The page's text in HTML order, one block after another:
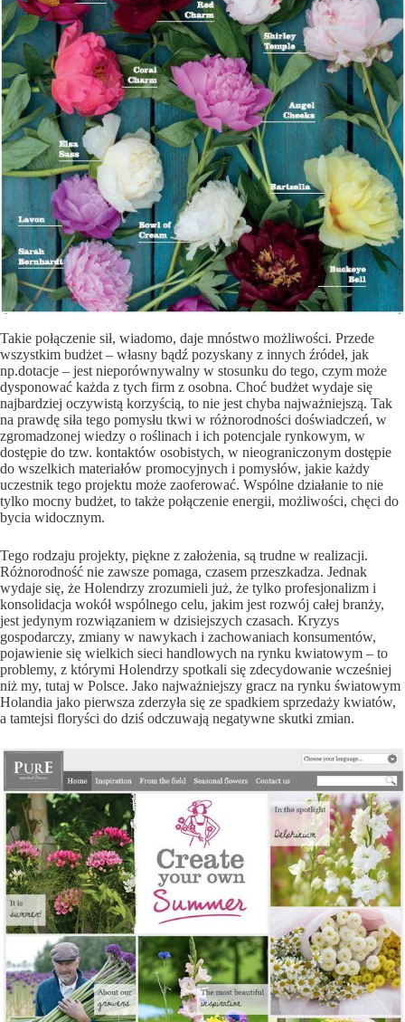
Takie połączenie sił, wiadomo, daje mnóstwo możliwości. Przede
wszystkim budżet – własny bądź pozyskany z innych źródeł, jak
np.dotacje – jest nieporównywalny w stosunku do tego, czym może
dysponować każda z tych firm z osobna. Choć budżet wydaje się
najbardziej oczywistą korzyścią, to nie jest chyba najważniejszą. Tak
na prawdę siła tego pomysłu tkwi w różnorodności doświadczeń, w
zgromadzonej wiedzy o roślinach i ich potencjale rynkowym, w
dostępie do tzw. kontaktów osobistych, w nieograniczonym dostępie
do wszelkich materiałów promocyjnych i pomysłów, jakie każdy
uczestnik tego projektu może zaoferować. Wspólne działanie to nie
tylko mocny budżet, to także połączenie energii, możliwości, chęci do
bycia widocznym.
Tego rodzaju projekty, piękne z założenia, są trudne w realizacji.
Różnorodność nie zawsze pomaga, czasem przeszkadza. Jednak
wydaje się, że Holendrzy zrozumieli już, że tylko profesjonalizm i
konsolidacja wokół wspólnego celu, jakim jest rozwój całej branży,
jest jedynym rozwiązaniem w dzisiejszych czasach. Kryzys
gospodarczy, zmiany w nawykach i zachowaniach konsumentów,
pojawienie się wielkich sieci handlowych na rynku kwiatowym – to
problemy, z którymi Holendrzy spotkali się zdecydowanie wcześniej
niż my, tutaj w Polsce. Jako najważniejszy gracz na rynku światowym
Holandia jako pierwsza zderzyła się ze spadkiem sprzedaży kwiatów,
a tamtejsi floryści do dziś odczuwają negatywne skutki zmian.